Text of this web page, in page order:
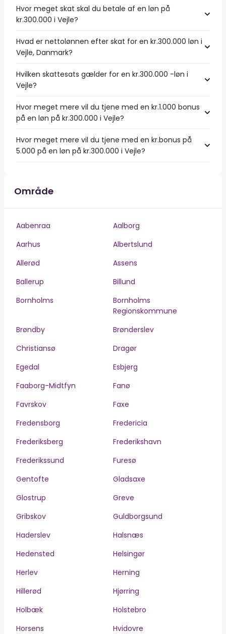
Hvor meget skat skal du betale af en løn på
kr.300.000 i Vejle?
Hvad er nettolønnen efter skat for en kr.300.000 løn i
Vejle, Danmark?
Hvilken skattesats gælder for en kr.300.000 -løn i
Vejle?
Hvor meget mere vil du tjene med en kr.1.000 bonus
på en løn på kr.300.000 i Vejle?
Hvor meget mere vil du tjene med en kr.bonus på
5.000 på en løn på kr.300.000 i Vejle?
Område
Aabenraa
Aalborg
Aarhus
Albertslund
Allerød
Assens
Ballerup
Billund
Bornholms
Bornholms
Regionskommune
Brøndby
Brønderslev
Christiansø
Dragør
Egedal
Esbjerg
Faaborg-Midtfyn
Fanø
Favrskov
Faxe
Fredensborg
Fredericia
Frederiksberg
Frederikshavn
Frederikssund
Furesø
Gentofte
Gladsaxe
Glostrup
Greve
Gribskov
Guldborgsund
Haderslev
Halsnæs
Hedensted
Helsingør
Herlev
Herning
Hillerød
Hjørring
Holbæk
Holstebro
Horsens
Hvidovre